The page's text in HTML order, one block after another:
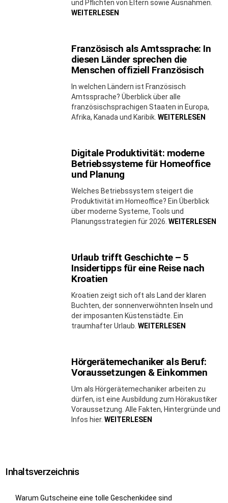
und Pflichten von Eltern sowie Ausnahmen.
WEITERLESEN
Französisch als Amtssprache: In
diesen Länder sprechen die
Menschen offiziell Französisch
In welchen Ländern ist Französisch
Amtssprache? Überblick über alle
französischsprachigen Staaten in Europa,
Afrika, Kanada und Karibik. WEITERLESEN
Digitale Produktivität: moderne
Betriebssysteme für Homeoffice
und Planung
Welches Betriebssystem steigert die
Produktivität im Homeoffice? Ein Überblick
über moderne Systeme, Tools und
Planungsstrategien für 2026. WEITERLESEN
Urlaub trifft Geschichte – 5
Insidertipps für eine Reise nach
Kroatien
Kroatien zeigt sich oft als Land der klaren
Buchten, der sonnenverwöhnten Inseln und
der imposanten Küstenstädte. Ein
traumhafter Urlaub. WEITERLESEN
Hörgerätemechaniker als Beruf:
Voraussetzungen & Einkommen
Um als Hörgerätemechaniker arbeiten zu
dürfen, ist eine Ausbildung zum Hörakustiker
Voraussetzung. Alle Fakten, Hintergründe und
Infos hier. WEITERLESEN
Inhaltsverzeichnis
Warum Gutscheine eine tolle Geschenkidee sind